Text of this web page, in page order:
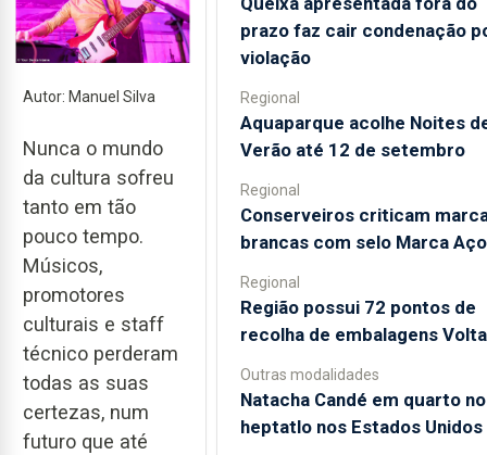
Autor: Manuel Silva
Nunca o mundo
da cultura sofreu
tanto em tão
pouco tempo.
Músicos,
promotores
culturais e staff
técnico perderam
todas as suas
certezas, num
futuro que até
prazo faz cair condenação
violação
Regional
Aquaparque acolhe Noites
Verão até 12 de setembro
Regional
Conserveiros criticam
brancas com selo Marca
Regional
Região possui 72 pontos de
recolha de embalagens Volta
Outras modalidades
Natacha Candé em quarto no
heptatlo nos Estados Unidos